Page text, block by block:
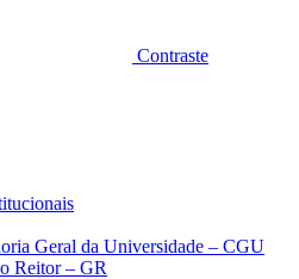
Contraste
Geral da Universidade – CGU
Reitor – GR